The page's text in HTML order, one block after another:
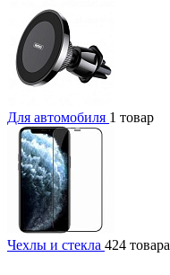
Для автомобиля 1 товар
Чехлы и стекла 424 товара